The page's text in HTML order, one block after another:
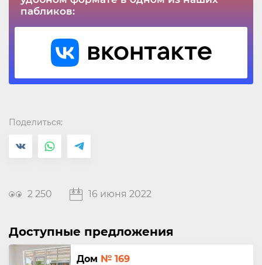
пабликов:
Поделиться:
2 250 16 июня 2022
Доступные предложения
Дом № 169